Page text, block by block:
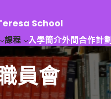
School
課程 入學簡介外間合作計劃
員會